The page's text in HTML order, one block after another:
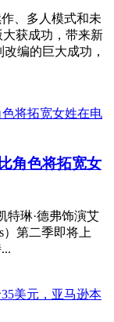
、多人模式和未
获成功，带来新
编的巨大成功，
角色将拓宽女
特琳·德弗饰演艾
）第二季即将上